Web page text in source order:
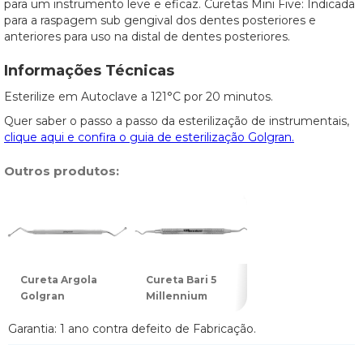
para um instrumento leve e eficaz. Curetas Mini Five: Indicada
para a raspagem sub gengival dos dentes posteriores e
anteriores para uso na distal de dentes posteriores.
Informações Técnicas
Esterilize em Autoclave a 121°C por 20 minutos.
Quer saber o passo a passo da esterilização de instrumentais,
clique aqui e confira o guia de esterilização Golgran.
Outros produtos:
Cureta Argola
Golgran
Cureta Bari 5
Millennium
Garantia: 1 ano contra defeito de Fabricação.